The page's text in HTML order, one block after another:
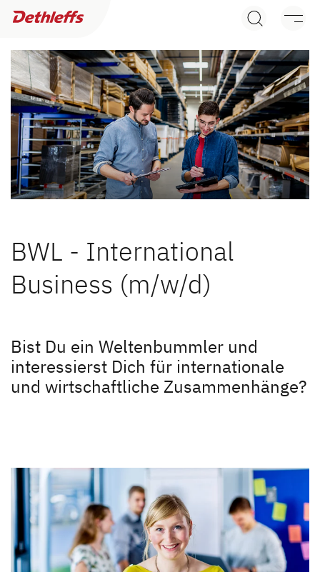
Wohnwagen
Wohnmobile
Camper Vans
Dethleffs Original Zubehör
Dethleffs Versprechen
Reiselust
Unternehmen
Karriere
Stellenangebote
Dethleffs als Arbeitgeber
Berufseinstieg bei Dethleffs
Menschen bei Dethleffs
BWL - International
Business (m/w/d)
Bist Du ein Weltenbummler und
interessierst Dich für internationale
und wirtschaftliche Zusammenhänge?
Dethleffs Händlersuche
Händlersuche